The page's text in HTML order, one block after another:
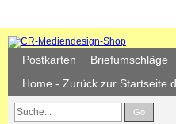
Postkarten Briefumschläge
Home - Zurück zur Startseite
Go